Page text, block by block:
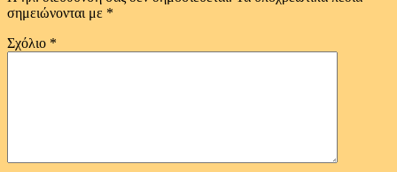
σημειώνονται με *
Σχόλιο *